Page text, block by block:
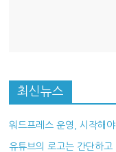
최신뉴스
워드프레스 운영, 시작해
유튜브의 로고는 간단하고